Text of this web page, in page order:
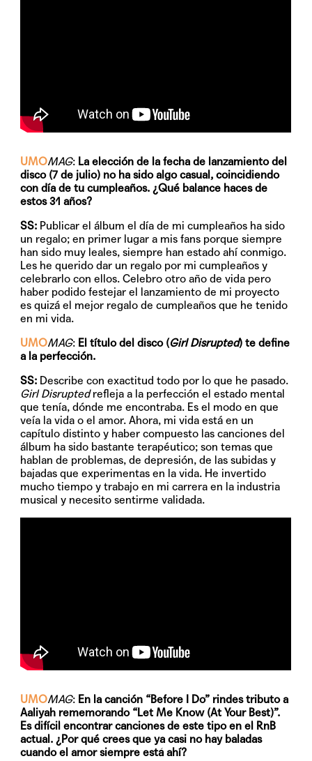
UMOMAG: La elección de la fecha de lanzamiento del
disco (7 de julio) no ha sido algo casual, coincidiendo
con día de tu cumpleaños. ¿Qué balance haces de
estos 31 años?
SS: Publicar el álbum el día de mi cumpleaños ha sido
un regalo; en primer lugar a mis fans porque siempre
han sido muy leales, siempre han estado ahí conmigo.
Les he querido dar un regalo por mi cumpleaños y
celebrarlo con ellos. Celebro otro año de vida pero
haber podido festejar el lanzamiento de mi proyecto
es quizá el mejor regalo de cumpleaños que he tenido
en mi vida.
UMOMAG: El título del disco (Girl Disrupted) te define
a la perfección.
SS: Describe con exactitud todo por lo que he pasado.
Girl Disruptedrefleja a la perfección el estado mental
que tenía, dónde me encontraba. Es el modo en que
veía la vida o el amor. Ahora, mi vida está en un
capítulo distinto y haber compuesto las canciones del
álbum ha sido bastante terapéutico; son temas que
hablan de problemas, de depresión, de las subidas y
bajadas que experimentas en la vida. He invertido
mucho tiempo y trabajo en mi carrera en la industria
musical y necesito sentirme validada.
UMOMAG: En la canción “Before I Do” rindes tributo a
Aaliyah rememorando “Let Me Know (At Your Best)”.
Es difícil encontrar canciones de este tipo en el RnB
actual. ¿Por qué crees que ya casi no hay baladas
cuando el amor siempre está ahí?